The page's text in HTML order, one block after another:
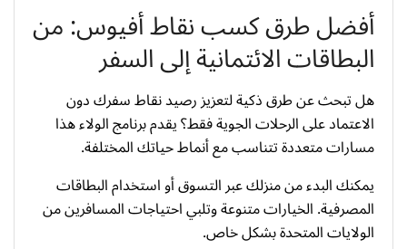
أفضل طرق كسب نقاط أفيوس: من
البطاقات الائتمانية إلى السفر
هل تبحث عن طرق ذكية لتعزيز رصيد نقاط سفرك دون
الاعتماد على الرحلات الجوية فقط؟ يقدم برنامج الولاء هذا
مسارات متعددة تتناسب مع أنماط حياتك المختلفة.
يمكنك البدء من منزلك عبر التسوق أو استخدام البطاقات
المصرفية. الخيارات متنوعة وتلبي احتياجات المسافرين من
الولايات المتحدة بشكل خاص.